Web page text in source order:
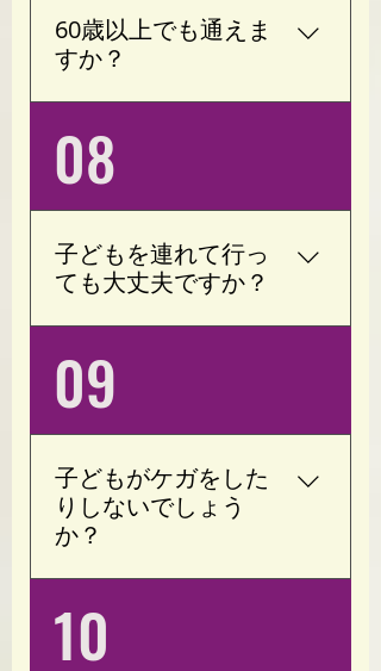
して過緊張(ストレスによ
り緊張状態が続く)がござ
います。 当サロンは運
動、ストレッチだけでな
く、血流を良くして神経
(交感神経/副交感神経)の
バランスを整えます。 現
在のお身体の状態を確認
したうえで、無理のない
範囲でトレーニングをご
提案いたします。 ※治療
中や強い痛みがある場合
は、事前にご相談くださ
い。
60歳以上でも通えま
すか？
されに来ております。 ご
来店される方の98％はト
レーニング未経験者で
す。 年齢ではなく、お身
体の状態に合わせてトレ
ーニング内容を調整いた
しますので、60代以上の
方も安心してご利用いた
だけます。
08
子どもを連れて行っ
ても大丈夫ですか？
予約制・完全個室ですの
で、周りを気にすること
なくお子様と一緒にお過
ごしいただけます。 ご予
約の際にお気軽にお知ら
せください。
09
子どもがケガをした
りしないでしょう
か？
では、バーベルなどの重
たいトレーニング器具は
10